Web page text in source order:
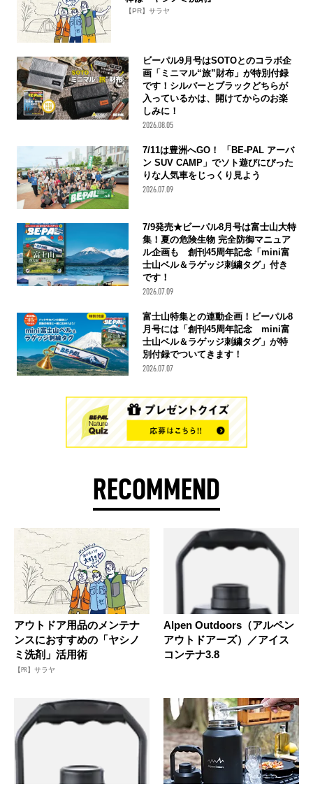
【PR】サラヤ
ビーパル9月号はSOTOとのコラボ企
画「ミニマル“旅”財布」が特別付録
です！シルバーとブラックどちらが
入っているかは、開けてからのお楽
しみに！
2026.08.05
7/11は豊洲へGO！ 「BE-PAL アーバ
ン SUV CAMP」でソト遊びにぴった
りな人気車をじっくり見よう
2026.07.09
7/9発売★ビーパル8月号は富士山大特
集！夏の危険生物 完全防御マニュア
ル企画も 創刊45周年記念「mini富
士山ベル＆ラゲッジ刺繍タグ」付き
です！
2026.07.09
富士山特集との連動企画！ビーパル8
月号には「創刊45周年記念 mini富
士山ベル＆ラゲッジ刺繍タグ」が特
別付録でついてきます！
2026.07.07
RECOMMEND
アウトドア用品のメンテナ
ンスにおすすめの「ヤシノ
ミ洗剤」活用術
【PR】サラヤ
Alpen Outdoors（アルペン
アウトドアーズ）／アイス
コンテナ3.8